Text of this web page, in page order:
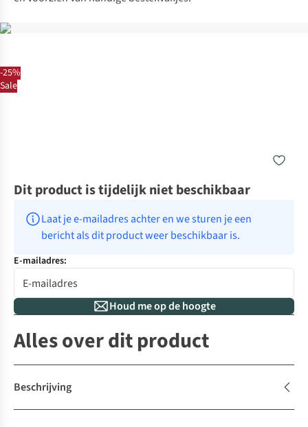
-25%
Sale
Dit product is tijdelijk niet beschikbaar
Laat je e-mailadres achter en we sturen je een
bericht als dit product weer beschikbaar is.
E-mailadres:
Houd me op de hoogte
Alles over dit product
Beschrijving